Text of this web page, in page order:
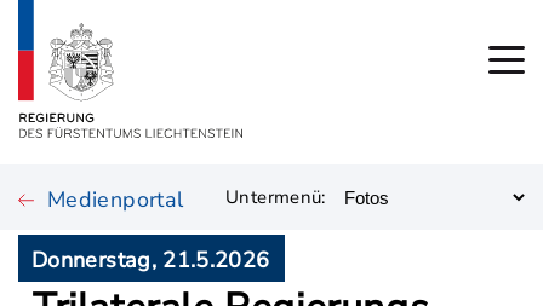
Medienportal Untermenü:
Donnerstag, 21.5.2026